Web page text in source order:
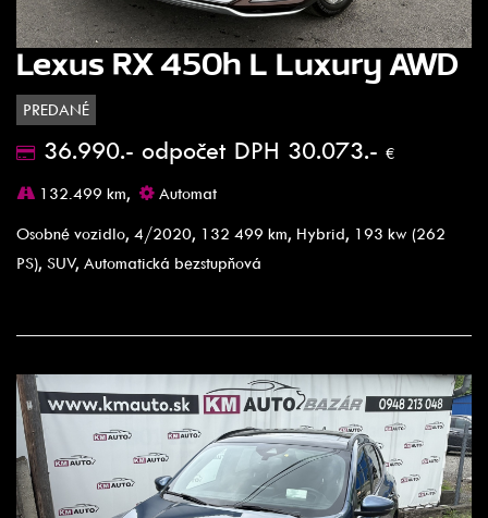
Lexus RX 450h L Luxury AWD
PREDANÉ
36.990.- odpočet DPH 30.073.- €
132.499 km,
Automat
Osobné vozidlo, 4/2020, 132 499 km, Hybrid, 193 kw (262
PS), SUV, Automatická bezstupňová